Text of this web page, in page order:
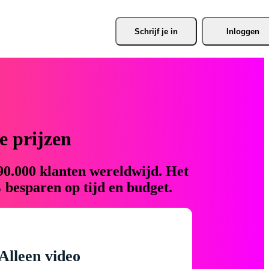
Schrijf je in Inloggen
prijzen
klanten wereldwijd. Het
op tijd en budget.
video